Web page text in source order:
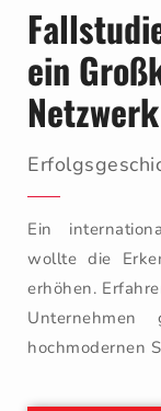
ein
Netzwerk
Ein
wollte die
erhöhen.
hochmodernen